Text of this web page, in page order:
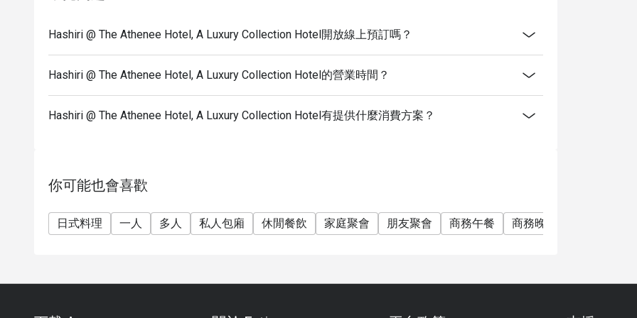
Hashiri @ The Athenee Hotel, A Luxury Collection Hotel開放線上預訂嗎？
Hashiri @ The Athenee Hotel, A Luxury Collection Hotel的營業時間？
Hashiri @ The Athenee Hotel, A Luxury Collection Hotel有提供什麼消費方案？
你可能也會喜歡
日式料理 一人 多人 私人包廂 休閒餐飲 家庭聚會 朋友聚會 商務午餐 商務晚餐